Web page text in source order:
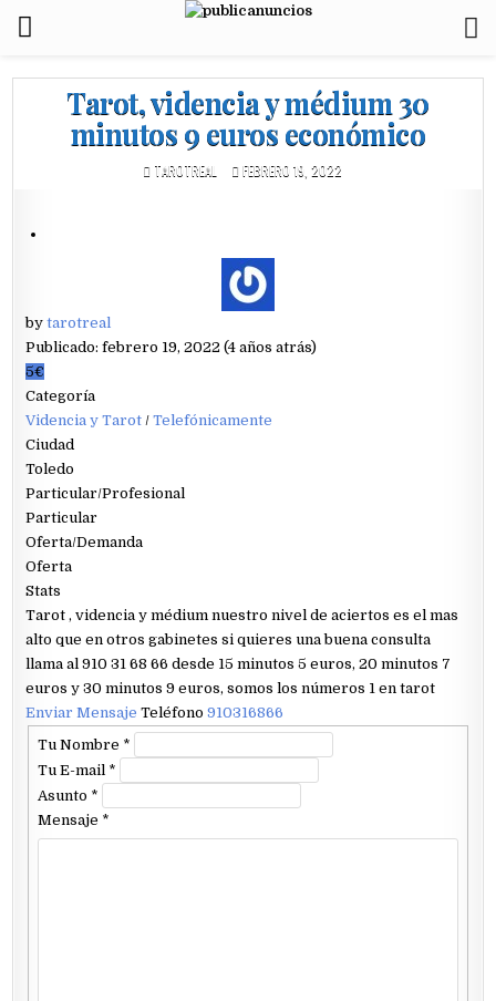
Tarot, videncia y médium 30
minutos 9 euros económico
TAROTREAL FEBRERO 19, 2022
bytarotreal
Publicado: febrero 19, 2022 (4 años atrás)
5€
Categoría
Videncia y Tarot /Telefónicamente
Ciudad
Toledo
Particular/Profesional
Particular
Oferta/Demanda
Oferta
Stats
Tarot , videncia y médium nuestro nivel de aciertos es el mas
alto que en otros gabinetes si quieres una buena consulta
llama al 910 31 68 66 desde 15 minutos 5 euros, 20 minutos 7
euros y 30 minutos 9 euros, somos los números 1 en tarot
Enviar MensajeTeléfono910316866
Tu Nombre *
Tu E-mail *
Asunto *
Mensaje *